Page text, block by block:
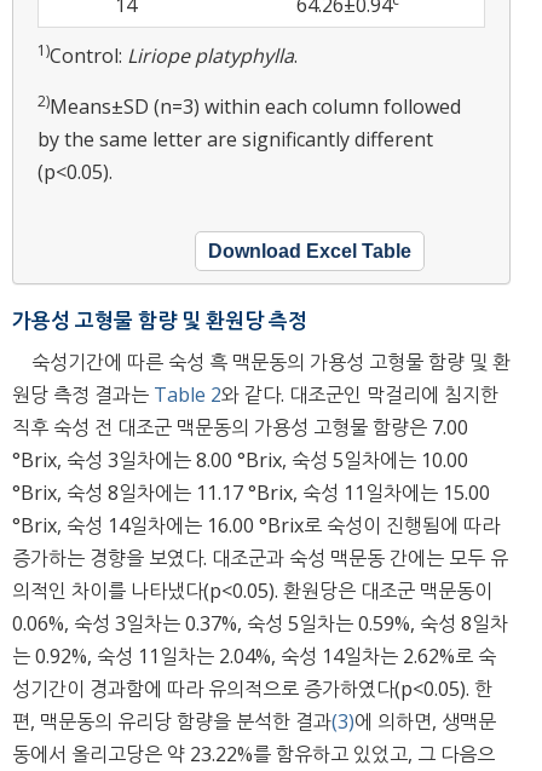
1)Control: Liriope platyphylla.
2)Means±SD (n=3) within each column followed
by the same letter are significantly different
(p<0.05).
Download Excel Table
가용성 고형물 함량 및 환원당 측정
숙성기간에 따른 숙성 흑 맥문동의 가용성 고형물 함량 및 환
원당 측정 결과는 Table 2와 같다. 대조군인 막걸리에 침지한
직후 숙성 전 대조군 맥문동의 가용성 고형물 함량은 7.00
°Brix, 숙성 3일차에는 8.00 °Brix, 숙성 5일차에는 10.00
°Brix, 숙성 8일차에는 11.17 °Brix, 숙성 11일차에는 15.00
°Brix, 숙성 14일차에는 16.00 °Brix로 숙성이 진행됨에 따라
증가하는 경향을 보였다. 대조군과 숙성 맥문동 간에는 모두 유
의적인 차이를 나타냈다(p<0.05). 환원당은 대조군 맥문동이
0.06%, 숙성 3일차는 0.37%, 숙성 5일차는 0.59%, 숙성 8일차
는 0.92%, 숙성 11일차는 2.04%, 숙성 14일차는 2.62%로 숙
성기간이 경과함에 따라 유의적으로 증가하였다(p<0.05). 한
편, 맥문동의 유리당 함량을 분석한 결과(3)에 의하면, 생맥문
동에서 올리고당은 약 23.22%를 함유하고 있었고, 그 다음으